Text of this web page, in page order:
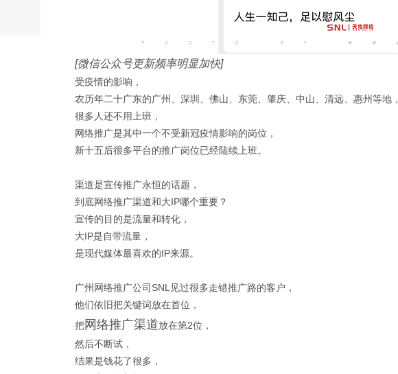
[微信公众号更新频率明显加快]
受疫情的影响，
农历年二十广东的广州、深圳、佛山、东莞、肇庆、中山、清远、惠州等地，
很多人还不用上班，
网络推广是其中一个不受新冠疫情影响的岗位，
新十五后很多平台的推广岗位已经陆续上班。
渠道是宣传推广永恒的话题，
到底网络推广渠道和大IP哪个重要？
宣传的目的是流量和转化，
大IP是自带流量，
是现代媒体最喜欢的IP来源。
广州网络推广公司SNL见过很多走错推广路的客户，
他们依旧把关键词放在首位，
把网络推广渠道放在第2位，
然后不断试，
结果是钱花了很多，